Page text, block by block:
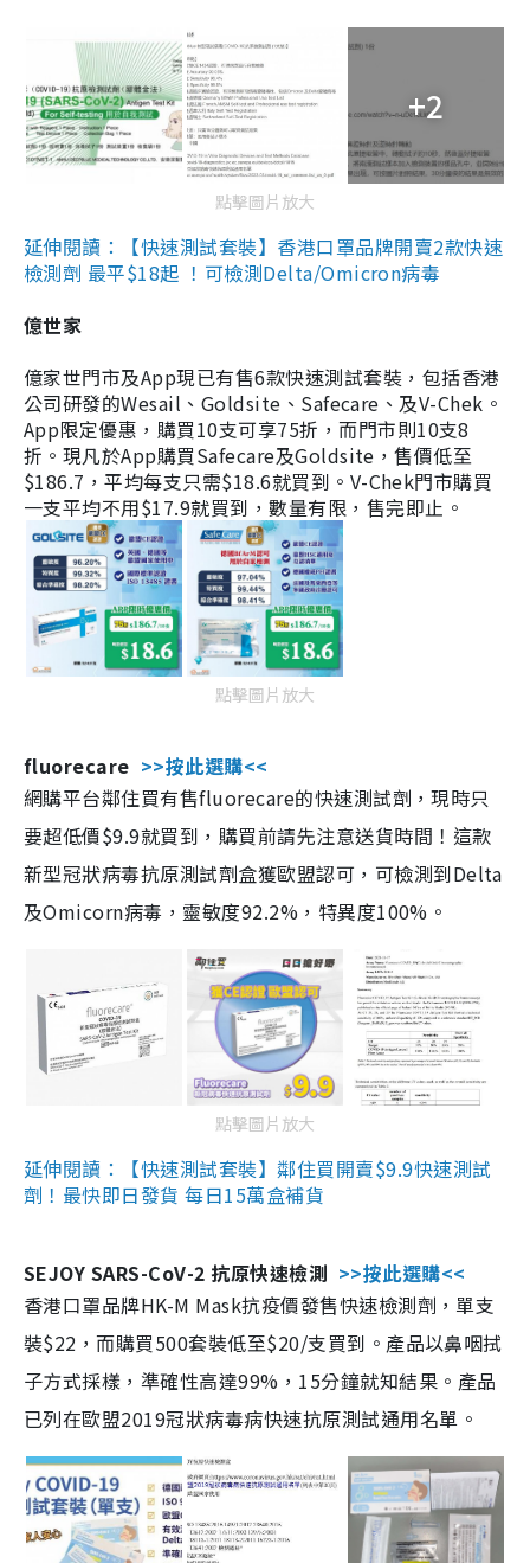
+2
點擊圖片放大
延伸閱讀：【快速測試套裝】香港口罩品牌開賣2款快速
檢測劑 最平$18起 ！可檢測Delta/Omicron病毒
億世家
億家世門市及App現已有售6款快速測試套裝，包括香港
公司研發的Wesail、Goldsite、Safecare、及V-Chek。
App限定優惠，購買10支可享75折，而門市則10支8
折。現凡於App購買Safecare及Goldsite，售價低至
$186.7，平均每支只需$18.6就買到。V-Chek門市購買
一支平均不用$17.9就買到，數量有限，售完即止。
點擊圖片放大
fluorecare >>按此選購<<
網購平台鄰住買有售fluorecare的快速測試劑，現時只
要超低價$9.9就買到，購買前請先注意送貨時間！這款
新型冠狀病毒抗原測試劑盒獲歐盟認可，可檢測到Delta
及Omicorn病毒，靈敏度92.2%，特異度100%。
點擊圖片放大
延伸閱讀：【快速測試套裝】鄰住買開賣$9.9快速測試
劑！最快即日發貨 每日15萬盒補貨
SEJOY SARS-CoV-2 抗原快速檢測 >>按此選購<<
香港口罩品牌HK-M Mask抗疫價發售快速檢測劑，單支
裝$22，而購買500套裝低至$20/支買到。產品以鼻咽拭
子方式採樣，準確性高達99%，15分鐘就知結果。產品
已列在歐盟2019冠狀病毒病快速抗原測試通用名單。